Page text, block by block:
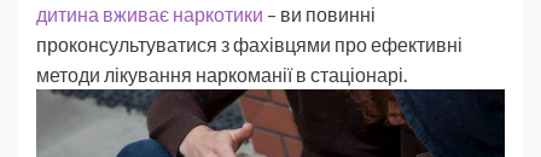
дитина вживає наркотики – ви повинні
проконсультуватися з фахівцями про ефективні
методи лікування наркоманії в стаціонарі.